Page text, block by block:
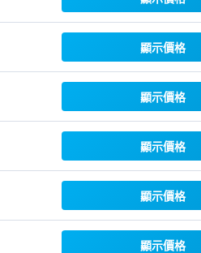
顯示價格
顯示價格
顯示價格
顯示價格
顯示價格